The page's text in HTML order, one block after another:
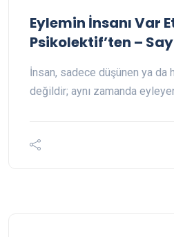
Eylemin İnsanı Var
Psikolektif’ten –
İnsan, sadece düşünen ya da
değildir; aynı zamanda